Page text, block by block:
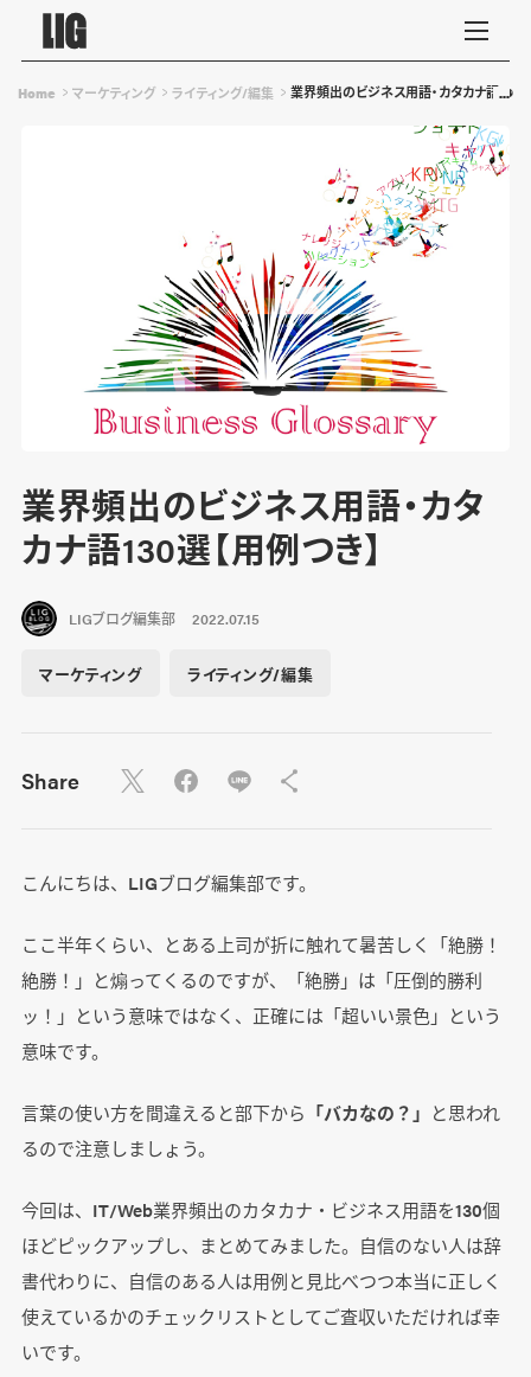
Home マーケティング ライティング/編集 業界頻出のビジネス用語・カタカナ語130選
業界頻出のビジネス用語・カタ
カナ語130選【用例つき】
LIGブログ編集部 2022.07.15
マーケティング ライティング/編集
Share
こんにちは、LIGブログ編集部です。
ここ半年くらい、とある上司が折に触れて暑苦しく「絶勝！
絶勝！」と煽ってくるのですが、「絶勝」は「圧倒的勝利
ッ！」という意味ではなく、正確には「超いい景色」という
意味です。
言葉の使い方を間違えると部下から 「バカなの？」 と思われ
るので注意しましょう。
今回は、IT/Web業界頻出のカタカナ・ビジネス用語を130個
ほどピックアップし、まとめてみました。自信のない人は辞
書代わりに、自信のある人は用例と見比べつつ本当に正しく
使えているかのチェックリストとしてご査収いただければ幸
いです。